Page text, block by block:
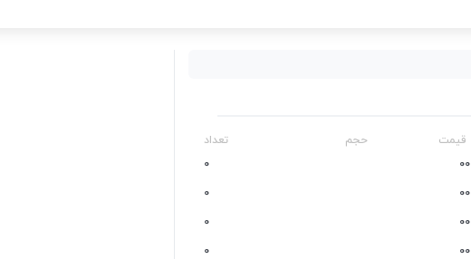
قیمت حجم
تعداد
0
0
0
0
0
0
0
0
0
0
0
0